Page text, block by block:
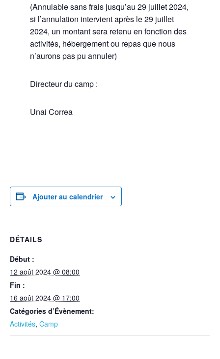
(Annulable sans frais jusqu’au 29 juillet 2024,
si l’annulation intervient après le 29 juillet
2024, un montant sera retenu en fonction des
activités, hébergement ou repas que nous
n’aurons pas pu annuler)
Directeur du camp :
Unai Correa
Ajouter au calendrier
DÉTAILS
Début :
12 août 2024 @ 08:00
Fin :
16 août 2024 @ 17:00
Catégories d’Évènement:
Activités, Camp